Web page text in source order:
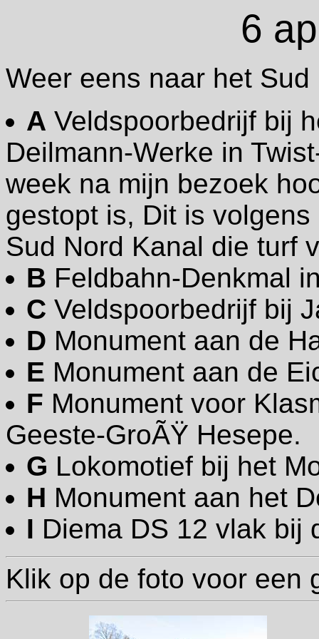
6
Weer eens naar het
A Veldspoorbedrijf bij
Deilmann-Werke in
week na mijn bezoek
gestopt is, Dit is
Sud Nord Kanal die turf
B Feldbahn-Denkmal
C Veldspoorbedrijf bij
D Monument aan de
E Monument aan de
F Monument voor
Geeste-GroÃŸ Hesepe.
G Lokomotief bij het
H Monument aan het
I Diema DS 12 vlak bij
Klik op de foto voor een